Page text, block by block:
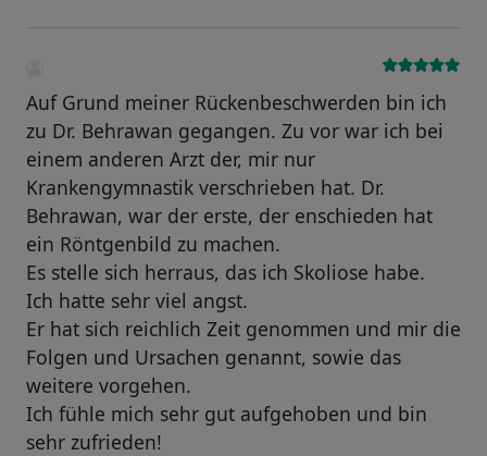
Auf Grund meiner Rückenbeschwerden bin ich
zu Dr. Behrawan gegangen. Zu vor war ich bei
einem anderen Arzt der, mir nur
Krankengymnastik verschrieben hat. Dr.
Behrawan, war der erste, der enschieden hat
ein Röntgenbild zu machen.
Es stelle sich herraus, das ich Skoliose habe.
Ich hatte sehr viel angst.
Er hat sich reichlich Zeit genommen und mir die
Folgen und Ursachen genannt, sowie das
weitere vorgehen.
Ich fühle mich sehr gut aufgehoben und bin
sehr zufrieden!